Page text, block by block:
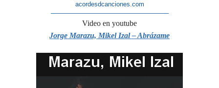
acordesdcanciones.com
——————————————————–
Video en youtube
Jorge Marazu, Mikel Izal – Abrázame